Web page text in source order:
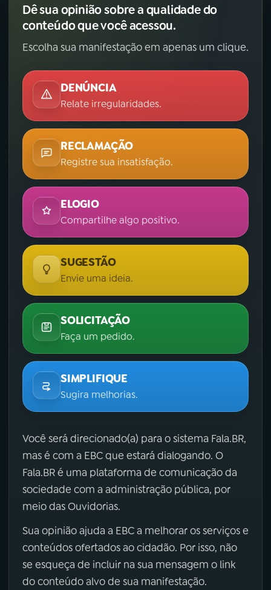
Dê sua opinião sobre a qualidade do
conteúdo que você acessou.
Escolha sua manifestação em apenas um clique.
DENÚNCIA
Relate irregularidades.
RECLAMAÇÃO
Registre sua insatisfação.
ELOGIO
Compartilhe algo positivo.
SUGESTÃO
Envie uma ideia.
SOLICITAÇÃO
Faça um pedido.
SIMPLIFIQUE
Sugira melhorias.
Você será direcionado(a) para o sistema Fala.BR,
mas é com a EBC que estará dialogando. O
Fala.BR é uma plataforma de comunicação da
sociedade com a administração pública, por
meio das Ouvidorias.
Sua opinião ajuda a EBC a melhorar os serviços e
conteúdos ofertados ao cidadão. Por isso, não
se esqueça de incluir na sua mensagem o link
do conteúdo alvo de sua manifestação.